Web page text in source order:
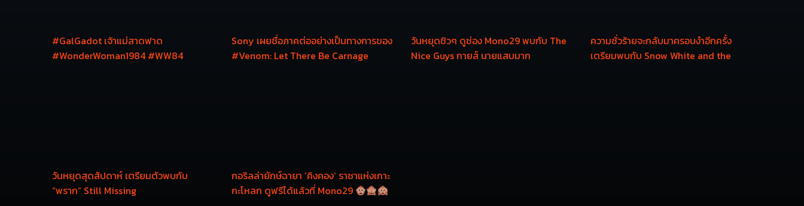
#GalGadot เจ้าแม่สาดฟาด
#WonderWoman1984 #WW84
Sony เผยชื่อภาคต่ออย่างเป็นทางการของ
#Venom: Let There Be Carnage
วันหยุดชิวๆ ดูช่อง Mono29 พบกับ The
Nice Guys กายส์ นายแสบมาก
ความชั่วร้ายจะกลับมาครอบงำอีกครั้ง
เตรียมพบกับ Snow White and the
วันหยุดสุดสัปดาห์ เตรียมตัวพบกับ
“พราก” Still Missing
กอริลล่ายักษ์ฉายา ‘คิงคอง’ ราชาแห่งเกาะ
กะโหลก ดูฟรีได้แล้วที่ Mono29